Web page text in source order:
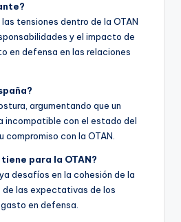
tensiones dentro de la OTAN
y el impacto de
en defensa en las relaciones
argumentando que un
incompatible con el estado del
compromiso con la OTAN.
para la OTAN?
desafíos en la cohesión de la
de las expectativas de los
en defensa.